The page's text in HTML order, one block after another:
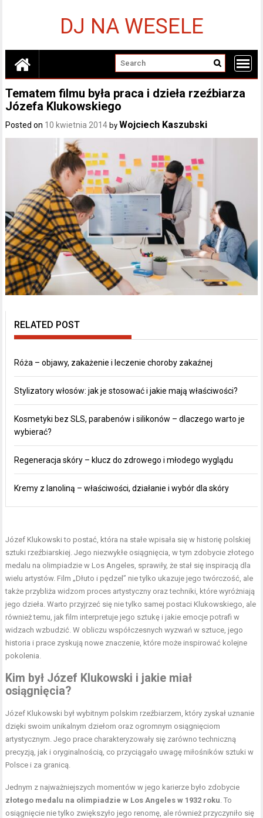
DJ NA WESELE
Tematem filmu była praca i dzieła rzeźbiarza
Józefa Klukowskiego
Posted on 10 kwietnia 2014 by Wojciech Kaszubski
RELATED POST
Róża – objawy, zakażenie i leczenie choroby zakaźnej
Stylizatory włosów: jak je stosować i jakie mają właściwości?
Kosmetyki bez SLS, parabenów i silikonów – dlaczego warto je
wybierać?
Regeneracja skóry – klucz do zdrowego i młodego wyglądu
Kremy z lanoliną – właściwości, działanie i wybór dla skóry
Józef Klukowski to postać, która na stałe wpisała się w historię polskiej
sztuki rzeźbiarskiej. Jego niezwykłe osiągnięcia, w tym zdobycie złotego
medalu na olimpiadzie w Los Angeles, sprawiły, że stał się inspiracją dla
wielu artystów. Film „Dłuto i pędzel” nie tylko ukazuje jego twórczość, ale
także przybliża widzom proces artystyczny oraz techniki, które wyróżniają
jego dzieła. Warto przyjrzeć się nie tylko samej postaci Klukowskiego, ale
również temu, jak film interpretuje jego sztukę i jakie emocje potrafi w
widzach wzbudzić. W obliczu współczesnych wyzwań w sztuce, jego
historia i prace zyskują nowe znaczenie, które może inspirować kolejne
pokolenia.
Kim był Józef Klukowski i jakie miał
osiągnięcia?
Józef Klukowski był wybitnym polskim rzeźbiarzem, który zyskał uznanie
dzięki swoim unikalnym dziełom oraz ogromnym osiągnięciom
artystycznym. Jego prace charakteryzowały się zarówno techniczną
precyzją, jak i oryginalnością, co przyciągało uwagę miłośników sztuki w
Polsce i za granicą.
Jednym z najważniejszych momentów w jego karierze było zdobycie
złotego medalu na olimpiadzie w Los Angeles w 1932 roku . To
osiągnięcie nie tylko zwiększyło jego renomę, ale również przyczyniło się